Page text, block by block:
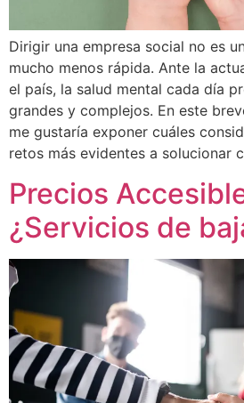
Dirigir una empresa social no es
mucho menos rápida. Ante la
el país, la salud mental cada día
grandes y complejos. En este
me gustaría exponer cuáles
retos más evidentes a solucionar
Precios
¿Servicios de